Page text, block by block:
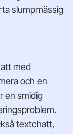
slumpmässig
med
och en
en smidig
textchatt,